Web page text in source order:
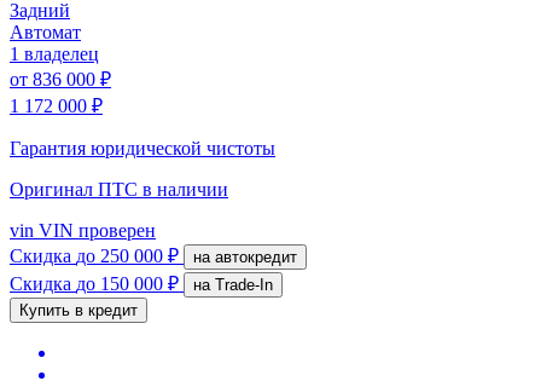
Задний
Автомат
1 владелец
от 836 000 ₽
1 172 000 ₽
Гарантия юридической чистоты
Оригинал ПТС в наличии
vin VIN проверен
Скидка до 250 000 ₽ на автокредит
Скидка до 150 000 ₽
на Trade-In
Купить в кредит